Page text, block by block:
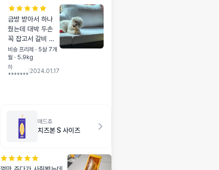
척 제품입니다
금방 받아서 하나
줬는데 대박 두손
꼭 잡고서 갈비 뜯
어 먹 듯이 먹고 있
네요 바게트 만들어
줄려고 달랬드니 들
비숑 프리제 · 5살 7개
월 · 5.9kg
하
*******
2024.01.17
애드츄
치즈본 S 사이즈